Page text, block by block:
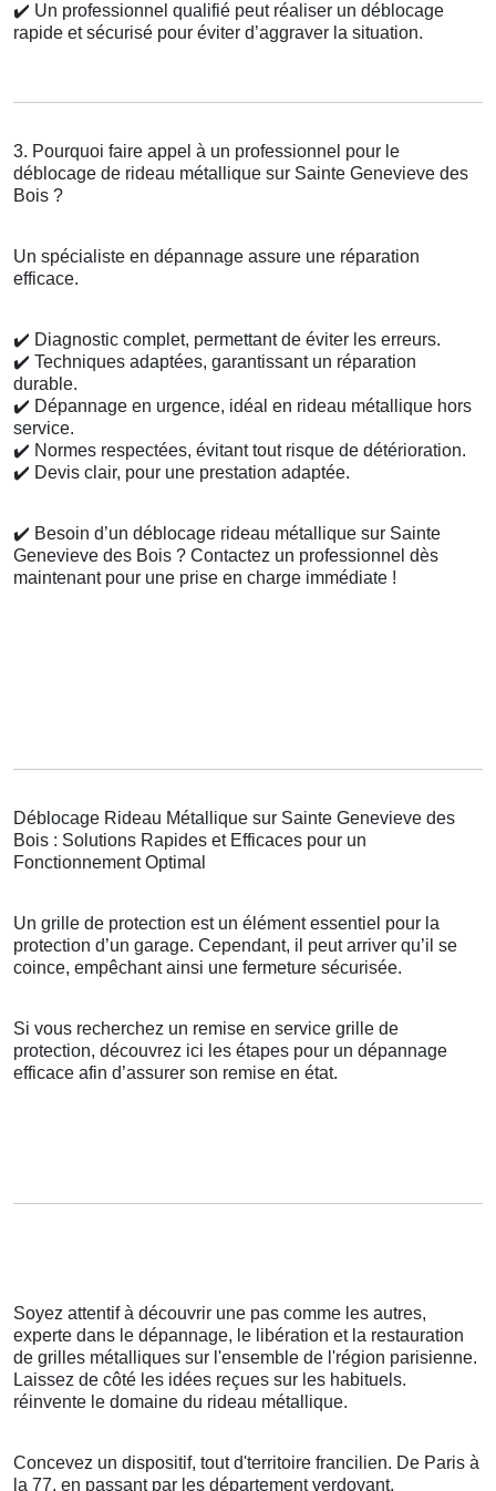
✔️ Un professionnel qualifié peut réaliser un déblocage
rapide et sécurisé pour éviter d’aggraver la situation.
3. Pourquoi faire appel à un professionnel pour le
déblocage de rideau métallique sur Sainte Genevieve des
Bois ?
Un spécialiste en dépannage assure une réparation
efficace.
✔️ Diagnostic complet, permettant de éviter les erreurs.
✔️ Techniques adaptées, garantissant un réparation
durable.
✔️ Dépannage en urgence, idéal en rideau métallique hors
service.
✔️ Normes respectées, évitant tout risque de détérioration.
✔️ Devis clair, pour une prestation adaptée.
✔️ Besoin d’un déblocage rideau métallique sur Sainte
Genevieve des Bois ? Contactez un professionnel dès
maintenant pour une prise en charge immédiate !
Déblocage Rideau Métallique sur Sainte Genevieve des
Bois : Solutions Rapides et Efficaces pour un
Fonctionnement Optimal
Un grille de protection est un élément essentiel pour la
protection d’un garage. Cependant, il peut arriver qu’il se
coince, empêchant ainsi une fermeture sécurisée.
Si vous recherchez un remise en service grille de
protection, découvrez ici les étapes pour un dépannage
efficace afin d’assurer son remise en état.
Soyez attentif à découvrir une pas comme les autres,
experte dans le dépannage, le libération et la restauration
de grilles métalliques sur l'ensemble de l'région parisienne.
Laissez de côté les idées reçues sur les habituels.
réinvente le domaine du rideau métallique.
Concevez un dispositif, tout d'territoire francilien. De Paris à
la 77, en passant par les département verdoyant,